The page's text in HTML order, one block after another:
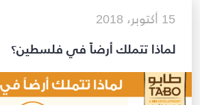
15 أكتوبر، 2018
لماذا تتملك أرضاً في فلسطين؟